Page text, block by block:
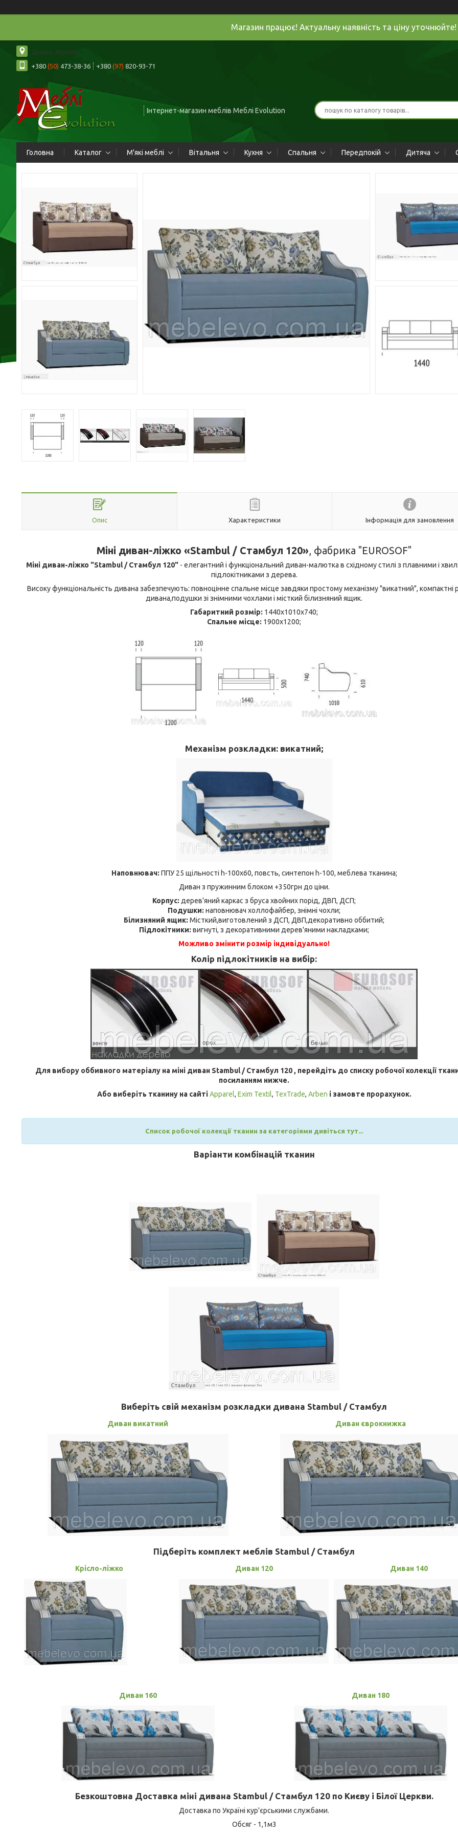
Магазин працює! Актуальну наявність та ціну уточнюйте!
Дніпро, Україна
+380 (50) 473-38-36 +380 (97) 820-93-71
Інтернет-магазин меблів Меблі Evolution
Головна Каталог М'які меблі Вітальня Кухня Спальня Передпокій Дитяча
Опис Характеристики Інформація для замовлення
Міні диван-ліжко «Stambul / Стамбул 120», фабрика "EUROSOF"
Міні диван-ліжко "Stambul / Стамбул 120" - елегантний і функціональний диван-малютка в східному стилі з плавними і
підлокітниками з дерева.
Високу функціональність дивана забезпечують: повноцінне спальне місце завдяки простому механізму "викатний", компактні
дивана,подушки зі знімними чохлами і місткий білизняний ящик.
Габаритний розмір: 1440х1010х740;
Спальне місце: 1900х1200;
Механізм розкладки: викатний;
Наповнювач: ППУ 25 щільності h-100х60, повсть, синтепон h-100, меблева тканина;
Диван з пружинним блоком +350грн до ціни.
Корпус: дерев'яний каркас з бруса хвойних порід, ДВП, ДСП;
Подушки: наповнювач холлофайбер, знімні чохли;
Білизняний ящик: Місткий,виготовлений з ДСП, ДВП,декоративно оббитий;
Підлокітники: вигнуті, з декоративними дерев'яними накладками;
Можливо змінити розмір індивідуально!
Колір підлокітників на вибір:
Для вибору оббивного матеріалу на міні диван Stambul / Стамбул 120 , перейдіть до списку робочої колекції
посиланням нижче.
Або виберіть тканину на сайтіApparel, Exim Textil, TexTrade, Arben і замовте прорахунок.
Список робочої колекції тканин за категоріями дивіться тут...
Варіанти комбінацій тканин
Виберіть свій механізм розкладки дивана Stambul / Стамбул
Диван викатний Диван єврокнижка
Підберіть комплект меблів Stambul / Стамбул
Крісло-ліжко Диван 120 Диван 140
Диван 160 Диван 180
Безкоштовна Доставка міні дивана Stambul / Стамбул 120 по Києву і Білої Церкви.
Доставка по Україні кур'єрськими службами.
Обсяг - 1,1м3